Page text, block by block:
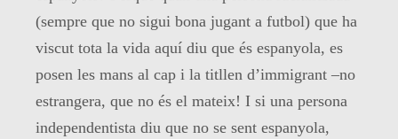
(sempre que no sigui bona jugant a futbol) que ha
viscut tota la vida aquí diu que és espanyola, es
posen les mans al cap i la titllen d’immigrant –no
estrangera, que no és el mateix! I si una persona
independentista diu que no se sent espanyola,